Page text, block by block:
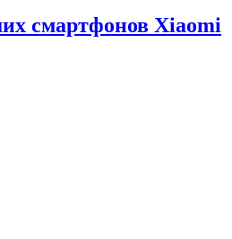
смартфонов Xiaomi